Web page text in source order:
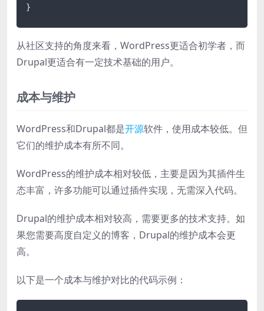
}
从社区支持的角度来看，WordPress更适合初学者，而
Drupal更适合有一定技术基础的用户。
成本与维护
WordPress和Drupal都是开源软件，使用成本较低。但
它们的维护成本有所不同。
WordPress的维护成本相对较低，主要是因为其插件生
态丰富，许多功能可以通过插件实现，无需深入代码。
Drupal的维护成本相对较高，需要更多的技术支持。如
果您需要高度自定义的博客，Drupal的维护成本会更
高。
以下是一个成本与维护对比的代码示例：